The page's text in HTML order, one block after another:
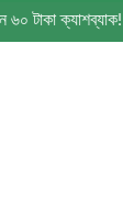
৬০ টাকা